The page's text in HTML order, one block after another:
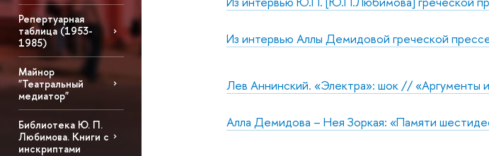
Репертуарная
таблица (1953-
1985)
Майнор
"Театральный
медиатор"
Библиотека Ю. П.
Любимова. Книги с
инскриптами
Из интервью Аллы Демидовой греческой
Лев Аннинский. «Электра»: шок // «Аргументы
Алла Демидова – Нея Зоркая: «Памяти